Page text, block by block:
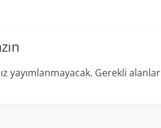
yayımlanmayacak. Gerekli alanlar